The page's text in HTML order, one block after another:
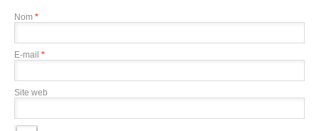
Nom *
E-mail *
Site web